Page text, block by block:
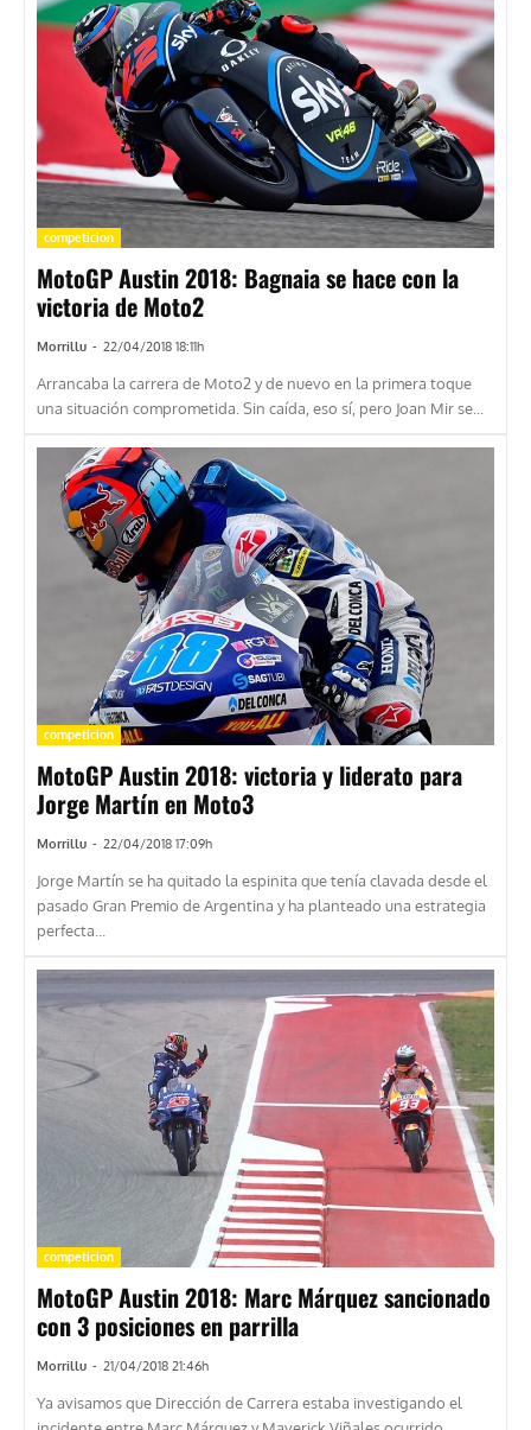
competicion
MotoGP Austin 2018: Bagnaia se hace con la
victoria de Moto2
Morrillu - 22/04/2018 18:11h
Arrancaba la carrera de Moto2 y de nuevo en la primera toque
una situación comprometida. Sin caída, eso sí, pero Joan Mir se...
competicion
MotoGP Austin 2018: victoria y liderato para
Jorge Martín en Moto3
Morrillu - 22/04/2018 17:09h
Jorge Martín se ha quitado la espinita que tenía clavada desde el
pasado Gran Premio de Argentina y ha planteado una estrategia
perfecta...
competicion
MotoGP Austin 2018: Marc Márquez sancionado
con 3 posiciones en parrilla
Morrillu - 21/04/2018 21:46h
Ya avisamos que Dirección de Carrera estaba investigando el